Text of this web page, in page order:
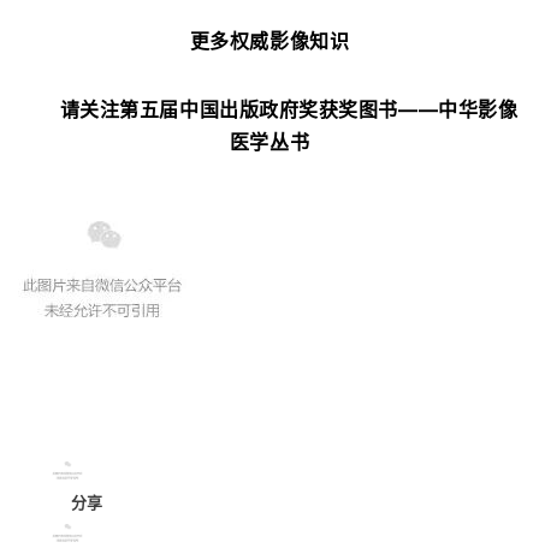
更多权威影像知识
请关注第五届中国出版政府奖获奖图书——中华影像
医学丛书
分享